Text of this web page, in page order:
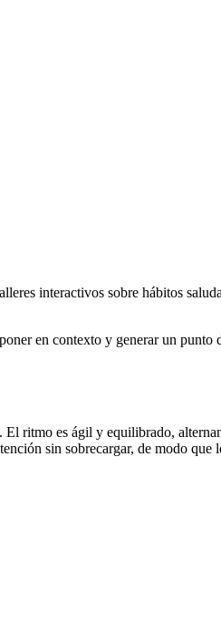
interactivos sobre hábitos
en contexto y generar un punto
ritmo es ágil y equilibrado,
sin sobrecargar, de modo que